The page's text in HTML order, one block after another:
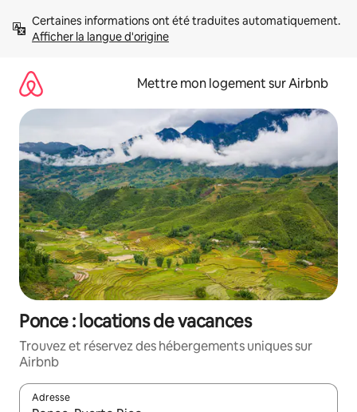
directement
Afficher la langue d'origine
Mettre mon logement sur Airbnb
Ponce : locations de vacances
Trouvez et réservez des hébergements uniques sur
Airbnb
Adresse